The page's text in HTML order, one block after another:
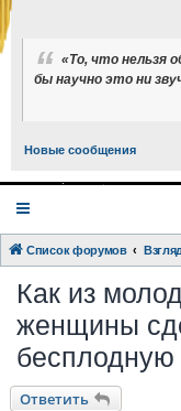
«То, что нельзя
бы научно это ни
Новые сообщения
Список форумов
Как из
женщины
бесплодную
Ответить